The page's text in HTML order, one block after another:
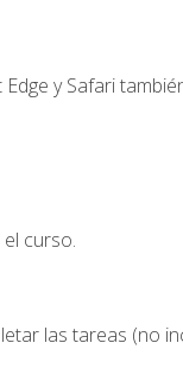
y Safari
curso.
las tareas (no